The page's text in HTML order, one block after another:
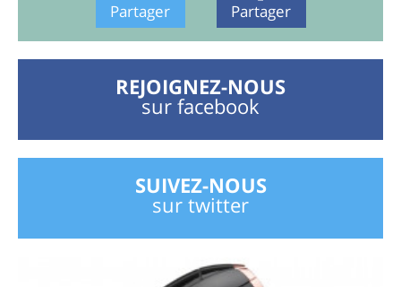
Partager Partager
REJOIGNEZ-NOUS
sur facebook
SUIVEZ-NOUS
sur twitter